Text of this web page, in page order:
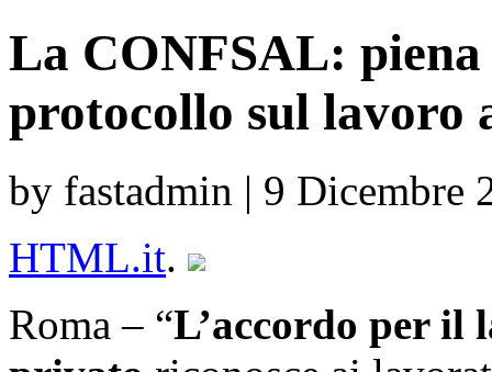
La CONFSAL:
protocollo sul lavoro
by fastadmin | 9 Dicembre
HTML.it.
Roma – “L’accordo per il